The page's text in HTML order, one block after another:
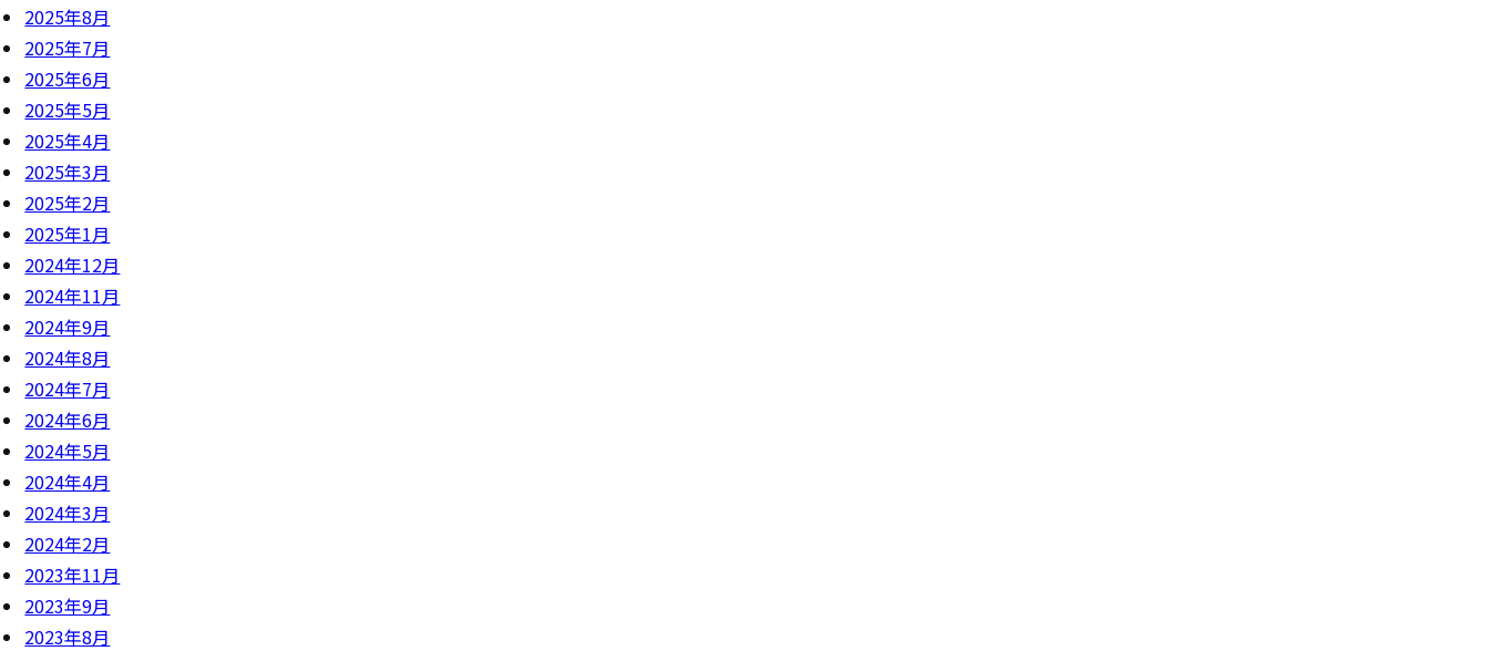
2025年8月
2025年7月
2025年6月
2025年5月
2025年4月
2025年3月
2025年2月
2025年1月
2024年12月
2024年11月
2024年9月
2024年8月
2024年7月
2024年6月
2024年5月
2024年4月
2024年3月
2024年2月
2023年11月
2023年9月
2023年8月